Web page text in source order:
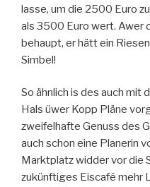
lasse, um die 2500 Euro
als 3500 Euro wert. Awer
behaupt, er hätt ein
Simbel!
So ähnlich is des auch mit
Hals üwer Kopp Pläne
zweifelhafte Genuss des
auch schon eine Planerin
Marktplatz widder vor die
zukünftiges Eiscafé mehr